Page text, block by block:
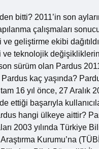
bitti? 2011’in son
çalışmaları
geliştirme ekibi
ve teknolojik değişikliklerin
sürüm olan Pardus
Pardus kaç yaşında?
16 yıl önce, 27 Aralık
ettiği başarıyla
hangi ülkeye aittir?
2003 yılında Türkiye
Kurumu’na